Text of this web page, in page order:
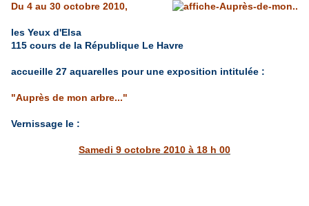
Du 4 au 30 octobre 2010,
les Yeux d'Elsa
115 cours de la République Le Havre
accueille 27 aquarelles pour une exposition intitulée :
"Auprès de mon arbre..."
Vernissage le :
Samedi 9 octobre 2010 à 18 h 00